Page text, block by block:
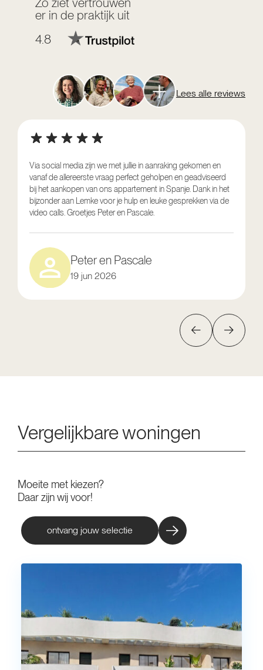
er in de praktijk uit
4.8
Lees alle reviews
Via social media zijn we met jullie in aanraking gekomen en
vanaf de allereerste vraag perfect geholpen en geadviseerd
bij het aankopen van ons appartement in Spanje. Dank in het
bijzonder aan Lemke voor je hulp en leuke gesprekken via de
video calls. Groetjes Peter en Pascale.
Peter en Pascale
19 jun 2026
Vergelijkbare woningen
Moeite met kiezen?
Daar zijn wij voor!
ontvang jouw selectie